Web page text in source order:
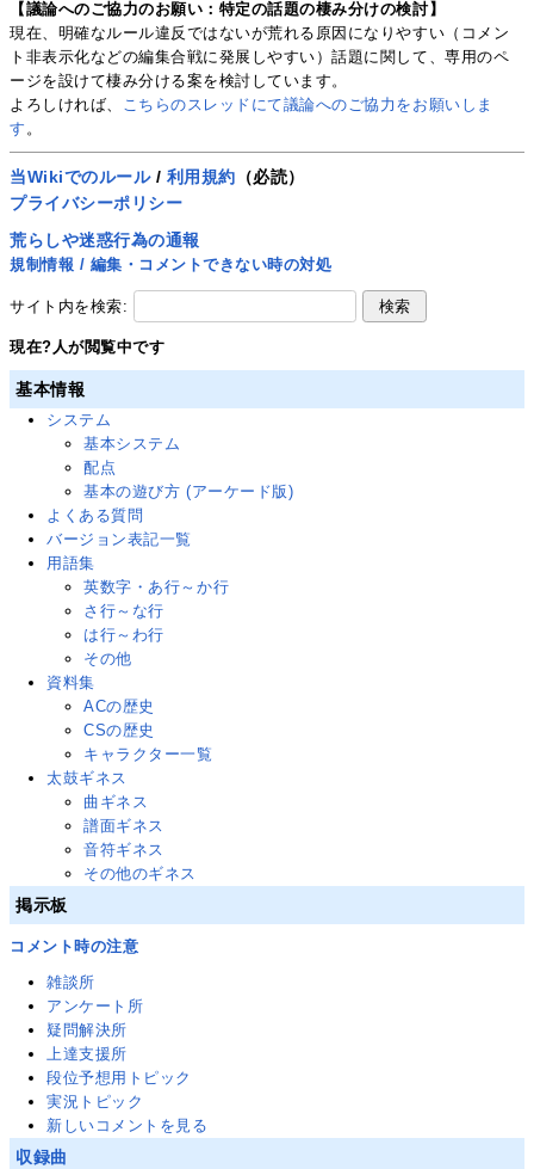
【議論へのご協力のお願い：特定の話題の棲み分けの検討】
現在、明確なルール違反ではないが荒れる原因になりやすい（コメン
ト非表示化などの編集合戦に発展しやすい）話題に関して、専用のペ
ージを設けて棲み分ける案を検討しています。
よろしければ、 こちらのスレッドにて議論へのご協力をお願いしま
す 。
当Wikiでのルール/ 利用規約 （必読）
プライバシーポリシー
荒らしや迷惑行為の通報
規制情報 / 編集・コメントできない時の対処
サイト内を検索:
現在?人が閲覧中です
基本情報
システム
基本システム
配点
基本の遊び方 (アーケード版)
よくある質問
バージョン表記一覧
用語集
英数字・あ行～か行
さ行～な行
は行～わ行
その他
資料集
ACの歴史
CSの歴史
キャラクター一覧
太鼓ギネス
曲ギネス
譜面ギネス
音符ギネス
その他のギネス
掲示板
コメント時の注意
雑談所
アンケート所
疑問解決所
上達支援所
段位予想用トピック
実況トピック
新しいコメントを見る
収録曲